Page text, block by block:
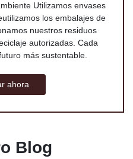
Utilizamos envases
los embalajes de
nuestros residuos
autorizadas. Cada
más sustentable.
ahora
Blog